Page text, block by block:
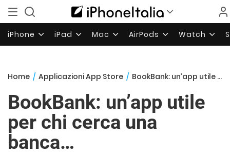
iPhone iPad Mac AirPods Watch
Home / Applicazioni App Store / BookBank: un’app utile per chi cerca una banca…
BookBank: un’app utile
per chi cerca una
banca…